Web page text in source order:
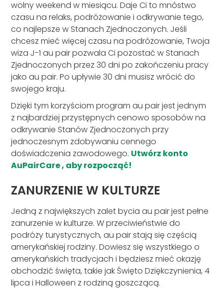
wolny weekend w miesiącu. Daje Ci to mnóstwo
czasu na relaks, podróżowanie i odkrywanie tego,
co najlepsze w Stanach Zjednoczonych. Jeśli
chcesz mieć więcej czasu na podróżowanie, Twoja
wiza J-1 au pair pozwala Ci pozostać w Stanach
Zjednoczonych przez 30 dni po zakończeniu pracy
jako au pair. Po upływie 30 dni musisz wrócić do
swojego kraju.
Dzięki tym korzyściom program au pair jest jednym
z najbardziej przystępnych cenowo sposobów na
odkrywanie Stanów Zjednoczonych przy
jednoczesnym zdobywaniu cennego
doświadczenia zawodowego. Utwórz konto
AuPairCare , aby rozpocząć!
ZANURZENIE W KULTURZE
Jedną z największych zalet bycia au pair jest pełne
zanurzenie w kulturze. W przeciwieństwie do
podróży turystycznych, au pair stają się częścią
amerykańskiej rodziny. Dowiesz się wszystkiego o
amerykańskich tradycjach i będziesz mieć okazję
obchodzić święta, takie jak Święto Dziękczynienia, 4
lipca i Halloween z rodziną goszczącą.